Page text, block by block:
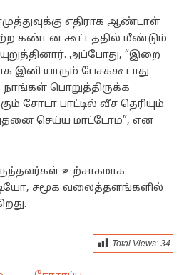
எதிராக ஆண்டாள்
கண்டன கூட்டத்தில் மீண்டும்
அப்போது, “இறை
இனி யாரும் பேசக்கூடாது.
பொறுத்திருக்க
சோடா பாட்டில் வீச தெரியும்.
செய்ய மாட்டோம்”, என
உற்சாகமாக
சமூக வலைத்தளங்களில்
Total Views: 34